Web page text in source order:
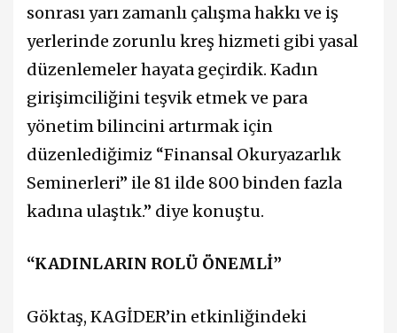
sonrası yarı zamanlı çalışma hakkı ve iş
yerlerinde zorunlu kreş hizmeti gibi yasal
düzenlemeler hayata geçirdik. Kadın
girişimciliğini teşvik etmek ve para
yönetim bilincini artırmak için
düzenlediğimiz “Finansal Okuryazarlık
Seminerleri” ile 81 ilde 800 binden fazla
kadına ulaştık.” diye konuştu.
“KADINLARIN ROLÜ ÖNEMLİ”
Göktaş, KAGİDER’in etkinliğindeki